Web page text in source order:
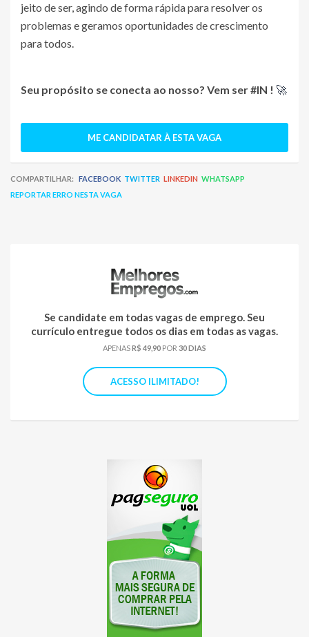
jeito de ser, agindo de forma rápida para resolver os
problemas e geramos oportunidades de crescimento
para todos.
Seu propósito se conecta ao nosso? Vem ser #IN ! 🚀
ME CANDIDATAR À ESTA VAGA
COMPARTILHAR: FACEBOOK TWITTER LINKEDIN WHATSAPP
REPORTAR ERRO NESTA VAGA
Se candidate em todas vagas de emprego. Seu
currículo entregue todos os dias em todas as vagas.
APENASR$ 49,90 POR 30 DIAS
ACESSO ILIMITADO!